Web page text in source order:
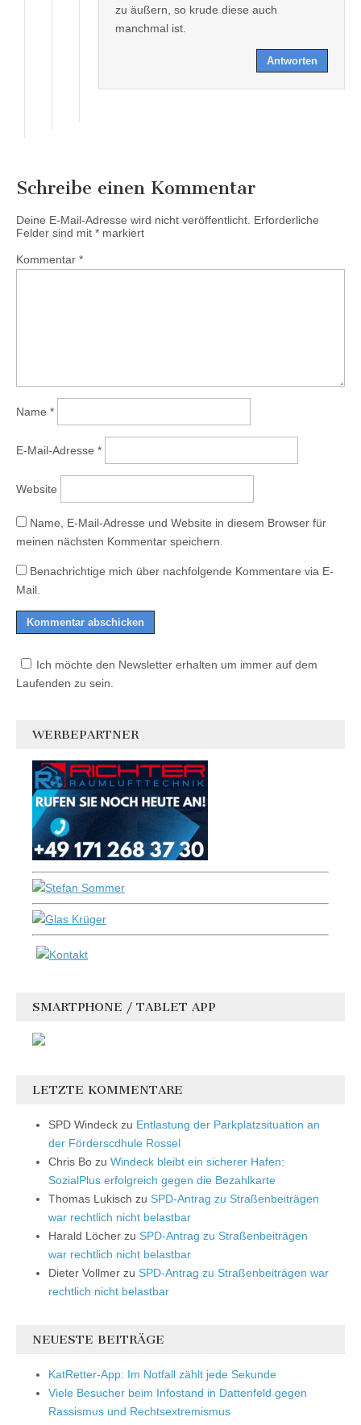
zu äußern, so krude diese auch
manchmal ist.
Antworten
Schreibe einen Kommentar
Deine E-Mail-Adresse wird nicht veröffentlicht. Erforderliche
Felder sind mit * markiert
Kommentar *
Name *
E-Mail-Adresse *
Website
Name, E-Mail-Adresse und Website in diesem Browser für
meinen nächsten Kommentar speichern.
Benachrichtige mich über nachfolgende Kommentare via E-
Mail.
Ich möchte den Newsletter erhalten um immer auf dem
Laufenden zu sein.
WERBEPARTNER
SMARTPHONE / TABLET APP
LETZTE KOMMENTARE
SPD Windeck zu Entlastung der Parkplatzsituation an
der Förderscdhule Rossel
Chris Bo zu Windeck bleibt ein sicherer Hafen:
SozialPlus erfolgreich gegen die Bezahlkarte
Thomas Lukisch zu SPD-Antrag zu Straßenbeiträgen
war rechtlich nicht belastbar
Harald Löcher zu SPD-Antrag zu Straßenbeiträgen
war rechtlich nicht belastbar
Dieter Vollmer zu SPD-Antrag zu Straßenbeiträgen war
rechtlich nicht belastbar
NEUESTE BEITRÄGE
KatRetter-App: Im Notfall zählt jede Sekunde
Viele Besucher beim Infostand in Dattenfeld gegen
Rassismus und Rechtsextremismus